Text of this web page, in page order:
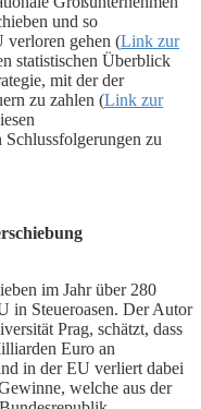
und so
verloren gehen (Link zur
statistischen Überblick
mit der der
zu zahlen (Link zur
zu
im Jahr über 280
in Steueroasen. Der Autor
Prag, schätzt, dass
Euro an
in der EU verliert dabei
welche aus der